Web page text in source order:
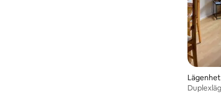
Lägenhet